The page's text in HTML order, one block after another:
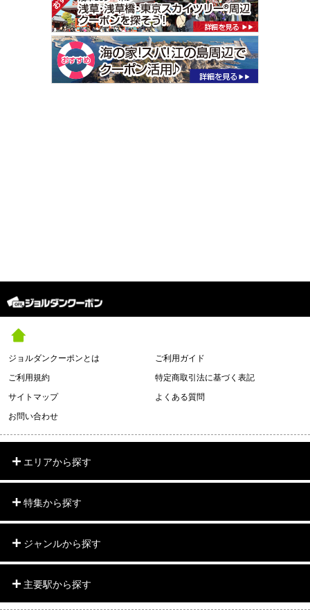
ジョルダンクーポンとは
ご利用ガイド
ご利用規約
特定商取引法に基づく表記
サイトマップ
よくある質問
お問い合わせ
エリアから探す
特集から探す
ジャンルから探す
主要駅から探す